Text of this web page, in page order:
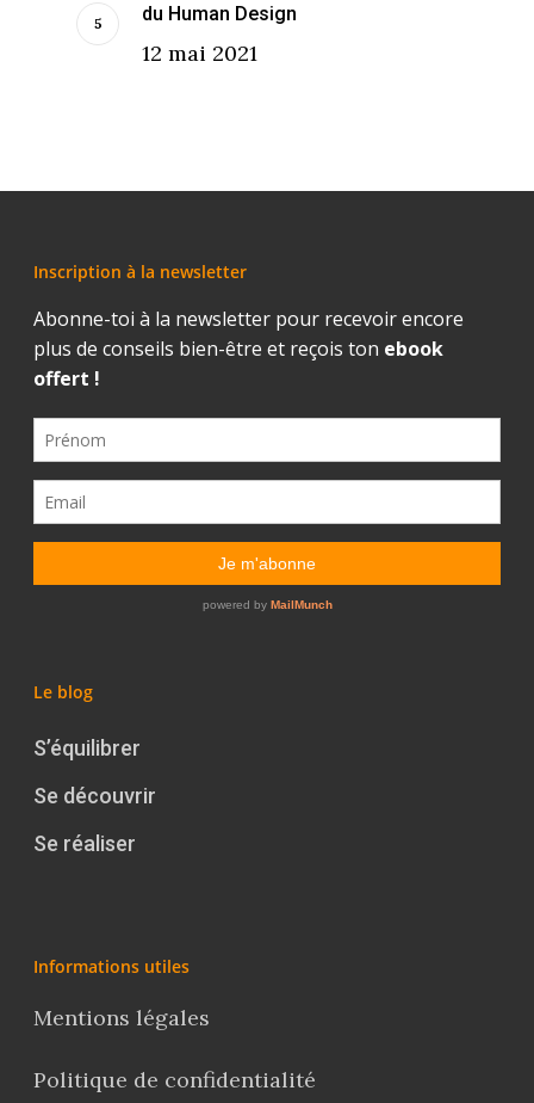
du Human Design
12 mai 2021
Inscription à la newsletter
Le blog
S’équilibrer
Se découvrir
Se réaliser
Informations utiles
Mentions légales
Politique de confidentialité